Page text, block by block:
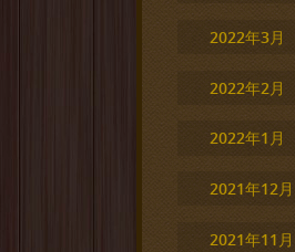
2022年3月
2022年2月
2022年1月
2021年12月
2021年11月